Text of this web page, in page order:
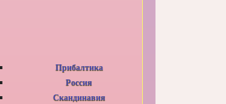
Прибалтика
Россия
Скандинавия